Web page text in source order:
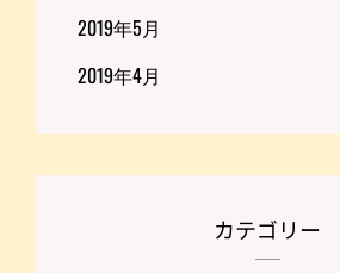
2019年5月
2019年4月
カテゴリー